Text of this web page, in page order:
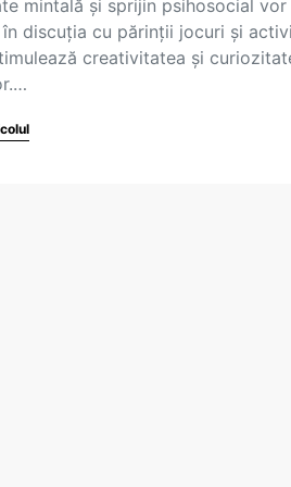
mintală și sprijin psihosocial vor
în discuția cu părinții jocuri și
creativitatea și